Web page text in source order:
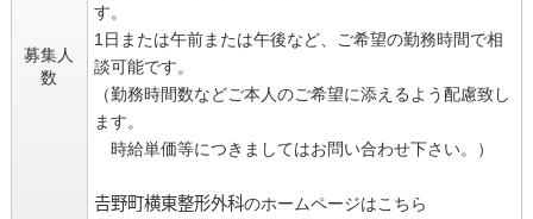
募集人
数
す。
1日または午前または午後など、ご希望の勤務時間で相
談可能です。
（勤務時間数などご本人のご希望に添えるよう配慮致し
ます。
時給単価等につきましてはお問い合わせ下さい。）
𠮷野町横東整形外科のホームページはこちら